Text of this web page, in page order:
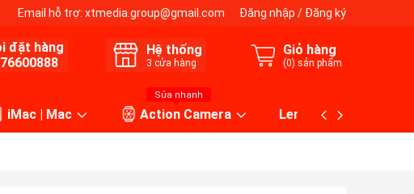
Email hỗ trợ: xtmedia.group@gmail.com Đăng nhập / Đăng ký
đặt hàng
Hệ thống
3 cửa hàng
Giỏ hàng
(0) sản phẩm
iMac | Mac
Sửa nhanh
Action Camera Lens máy ảnh